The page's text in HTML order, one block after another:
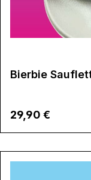
Bierbie
Regulärer Preis:
29,90 €